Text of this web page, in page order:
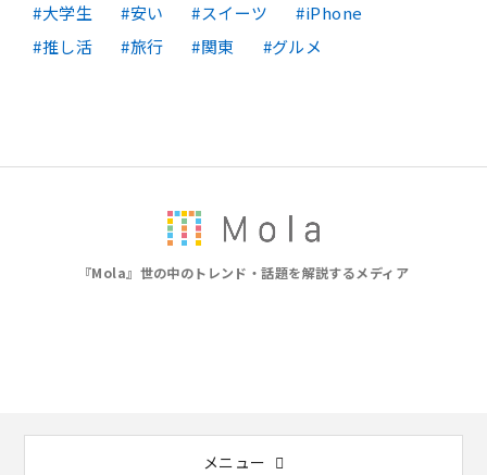
大学生
安い スイーツ
iPhone
推し活
旅行 関東 グルメ
『Mola』世の中のトレンド・話題を解説するメディア
メニュー